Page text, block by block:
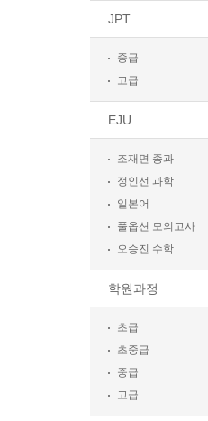
JPT
중급
고급
EJU
조재면 종과
정인선 과학
일본어
풀옵션 모의고사
오승진 수학
학원과정
초급
초중급
중급
고급